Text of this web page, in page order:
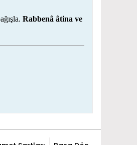
Rabbenâ âtina ve